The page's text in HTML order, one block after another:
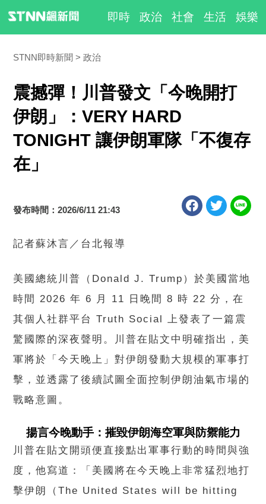
即時 政治 社會 生活 娛樂
STNN即時新聞 政治
震撼彈！川普發文「今晚開打
伊朗」：VERY HARD
TONIGHT 讓伊朗軍隊「不復存
在」
發布時間：2026/6/11 21:43
記者蘇沐言／台北報導
美國總統川普（Donald J. Trump）於美國當地
時間 2026 年 6 月 11 日晚間 8 時 22 分，在
其個人社群平台 Truth Social 上發表了一篇震
驚國際的深夜聲明。川普在貼文中明確指出，美
軍將於「今天晚上」對伊朗發動大規模的軍事打
擊，並透露了後續試圖全面控制伊朗油氣市場的
戰略意圖。
揚言今晚動手：摧毀伊朗海空軍與防禦能力
川普在貼文開頭便直接點出軍事行動的時間與強
度，他寫道：「美國將在今天晚上非常猛烈地打
擊伊朗（The United States will be hitting